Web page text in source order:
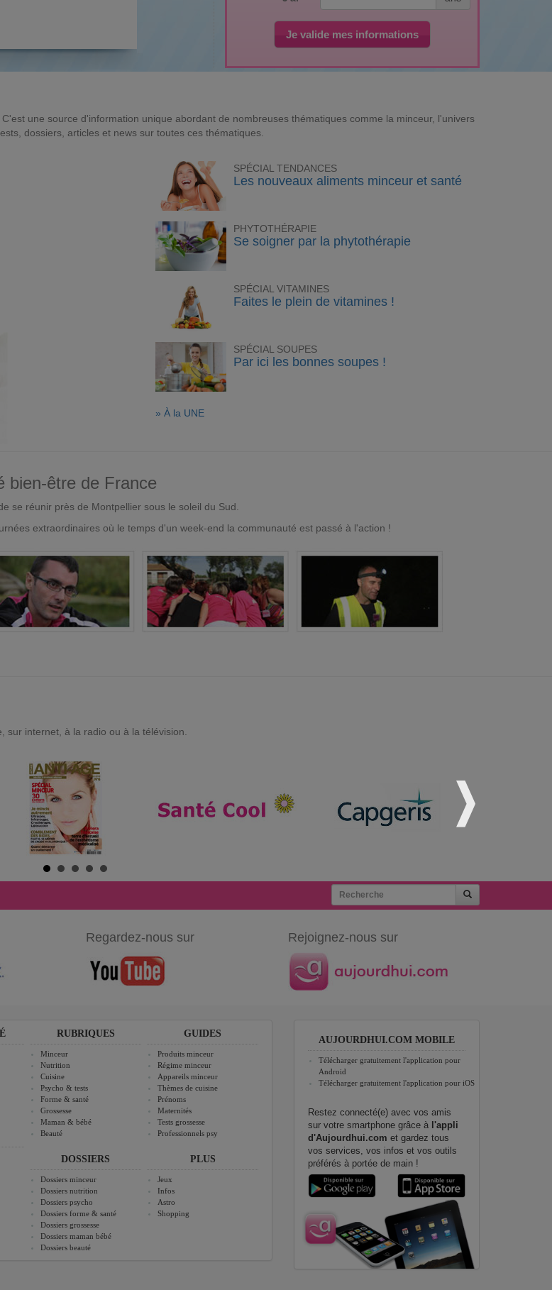
Je valide mes informations
une source d'information unique abordant de nombreuses thématiques comme la minceur, l'univers
dossiers, articles et news sur toutes ces thématiques.
SPÉCIAL TENDANCES
Les nouveaux aliments minceur et santé
PHYTOTHÉRAPIE
Se soigner par la phytothérapie
SPÉCIAL VITAMINES
Faites le plein de vitamines !
SPÉCIAL SOUPES
Par ici les bonnes soupes !
» À la UNE
bien-être de France
se réunir près de Montpellier sous le soleil du Sud.
extraordinaires où le temps d'un week-end la communauté est passé à l'action !
sur internet, à la radio ou à la télévision.
Regardez-nous sur Rejoignez-nous sur
RUBRIQUES
Minceur
Nutrition
Cuisine
Psycho & tests
Forme & santé
Grossesse
Maman & bébé
Beauté
DOSSIERS
Dossiers minceur
Dossiers nutrition
Dossiers psycho
Dossiers forme & santé
Dossiers grossesse
Dossiers maman bébé
Dossiers beauté
GUIDES
Produits minceur
Régime minceur
Appareils minceur
Thèmes de cuisine
Prénoms
Maternités
Tests grossesse
Professionnels psy
PLUS
Jeux
Infos
Astro
Shopping
AUJOURDHUI.COM MOBILE
Télécharger gratuitement l'application pour
Android
Télécharger gratuitement l'application pour iOS
Restez connecté(e) avec vos amis
sur votre smartphone grâce à l'appli
d'Aujourdhui.com et gardez tous
vos services, vos infos et vos outils
préférés à portée de main !